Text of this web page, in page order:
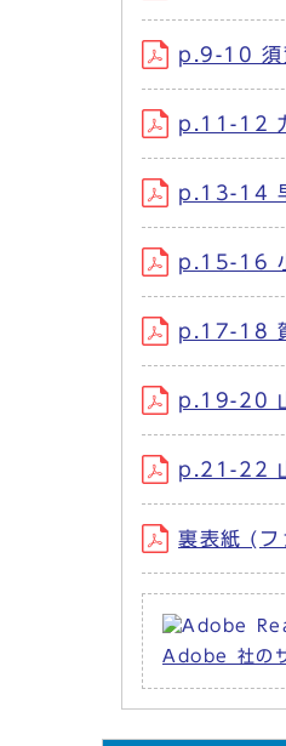
p.9-10 須
p.11-12
p.13-14
p.15-16
p.17-18
p.19-20
p.21-22
裏表紙 (
Adobe 社の